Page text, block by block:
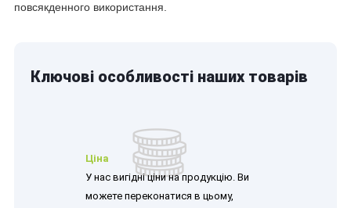
повсякденного використання.
Ключові особливості наших товарів
Ціна
У нас вигідні ціни на продукцію. Ви
можете переконатися в цьому,